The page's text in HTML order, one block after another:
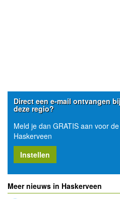
Direct een e-mail ontvangen
deze regio?
Meld je dan GRATIS aan voor
Haskerveen
Instellen
Meer nieuws in Haskerveen